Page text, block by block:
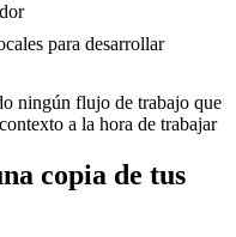
para desarrollar
ningún flujo de trabajo que
a la hora de trabajar
copia de tus